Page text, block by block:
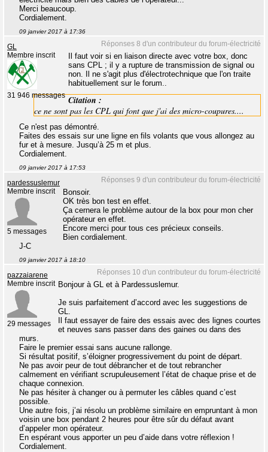
Merci beaucoup.
Cordialement.
09 janvier 2017 à 17:36
Réponses 8 d'un contributeur du forum-électricité
GL
Membre inscrit
31 946 messages
Il faut voir si en liaison directe avec votre box, donc
sans CPL ; il y a rupture de transmission de signal ou
non. Il ne s'agit plus d'électrotechnique que l'on traite
habituellement sur le forum..
Citation :
ce ne sont pas les CPL qui font que j'ai des micro-coupures....
Ce n'est pas démontré.
Faites des essais sur une ligne en fils volants que vous allongez au
fur et à mesure. Jusqu’à 25 m et plus.
Cordialement.
09 janvier 2017 à 17:53
Réponses 9 d'un contributeur du forum-électricité
pardessuslemur
Membre inscrit
5 messages
Bonsoir.
OK très bon test en effet.
Ça cernera le problème autour de la box pour mon cher
opérateur en effet.
Encore merci pour tous ces précieux conseils.
Bien cordialement.
J-C
09 janvier 2017 à 18:10
Réponses 10 d'un contributeur du forum-électricité
pazzaiarene
Membre inscrit
29 messages
Bonjour à GL et à Pardessuslemur.
Je suis parfaitement d’accord avec les suggestions de
GL.
Il faut essayer de faire des essais avec des lignes courtes
et neuves sans passer dans des gaines ou dans des
murs.
Faire le premier essai sans aucune rallonge.
Si résultat positif, s’éloigner progressivement du point de départ.
Ne pas avoir peur de tout débrancher et de tout rebrancher
calmement en vérifiant scrupuleusement l’état de chaque prise et de
chaque connexion.
Ne pas hésiter à changer ou à permuter les câbles quand c’est
possible.
Une autre fois, j’ai résolu un problème similaire en empruntant à mon
voisin une box pendant 2 heures pour être sûr du défaut avant
d’appeler mon opérateur.
En espérant vous apporter un peu d’aide dans votre réflexion !
Cordialement.